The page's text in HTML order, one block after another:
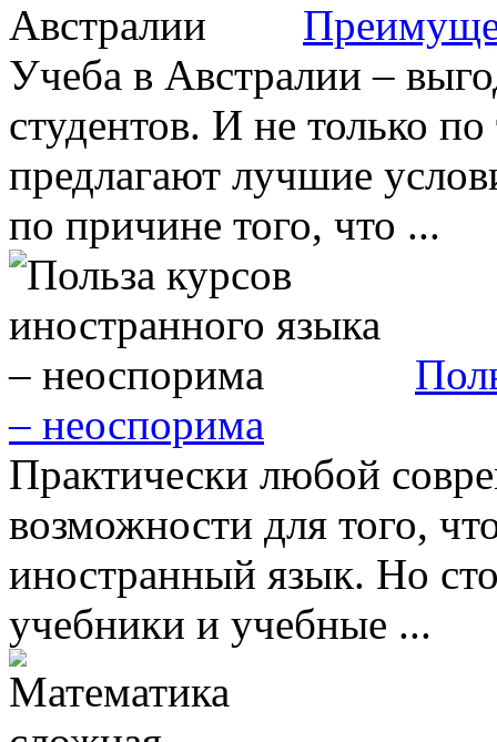
Учеба в Австралии –
студентов. И не только
предлагают лучшие
по причине того, что ...
– неоспорима
Практически любой
возможности для того,
иностранный язык. Но
учебники и учебные ...